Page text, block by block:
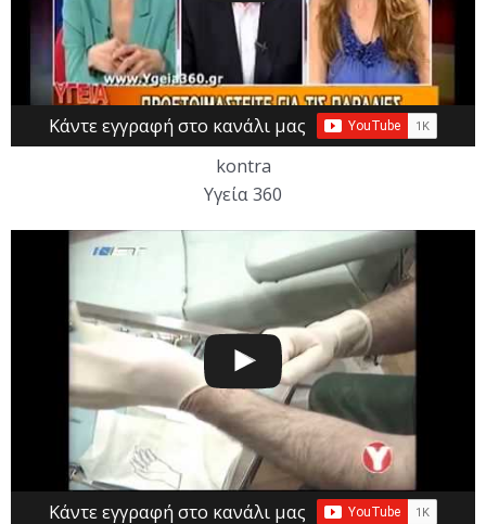
Κάντε εγγραφή στο κανάλι μας
kontra
Υγεία 360
Κάντε εγγραφή στο κανάλι μας